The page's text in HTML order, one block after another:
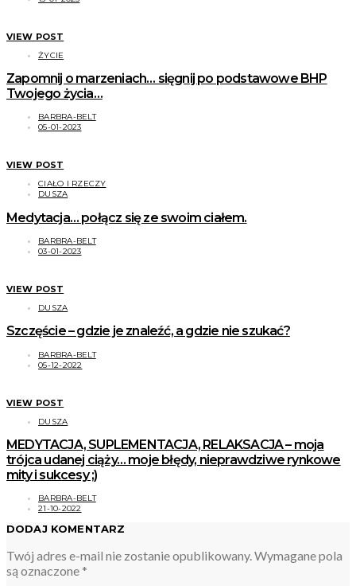
VIEW POST
ŻYCIE
Zapomnij o marzeniach… sięgnij po podstawowe BHP
Twojego życia…
BARBRA-BELT
05-01-2023
VIEW POST
CIAŁO I RZECZY
DUSZA
Medytacja… połącz się ze swoim ciałem.
BARBRA-BELT
03-01-2023
VIEW POST
DUSZA
Szczęście – gdzie je znaleźć, a gdzie nie szukać?
BARBRA-BELT
05-12-2022
VIEW POST
DUSZA
MEDYTACJA, SUPLEMENTACJA, RELAKSACJA – moja
trójca udanej ciąży… moje błędy, nieprawdziwe rynkowe
mity i sukcesy ;)
BARBRA-BELT
21-10-2022
DODAJ KOMENTARZ
Twój adres e-mail nie zostanie opublikowany.Wymagane pola
są oznaczone *